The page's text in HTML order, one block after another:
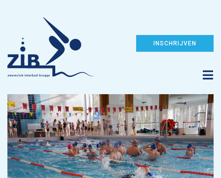
INSCHRIJVEN